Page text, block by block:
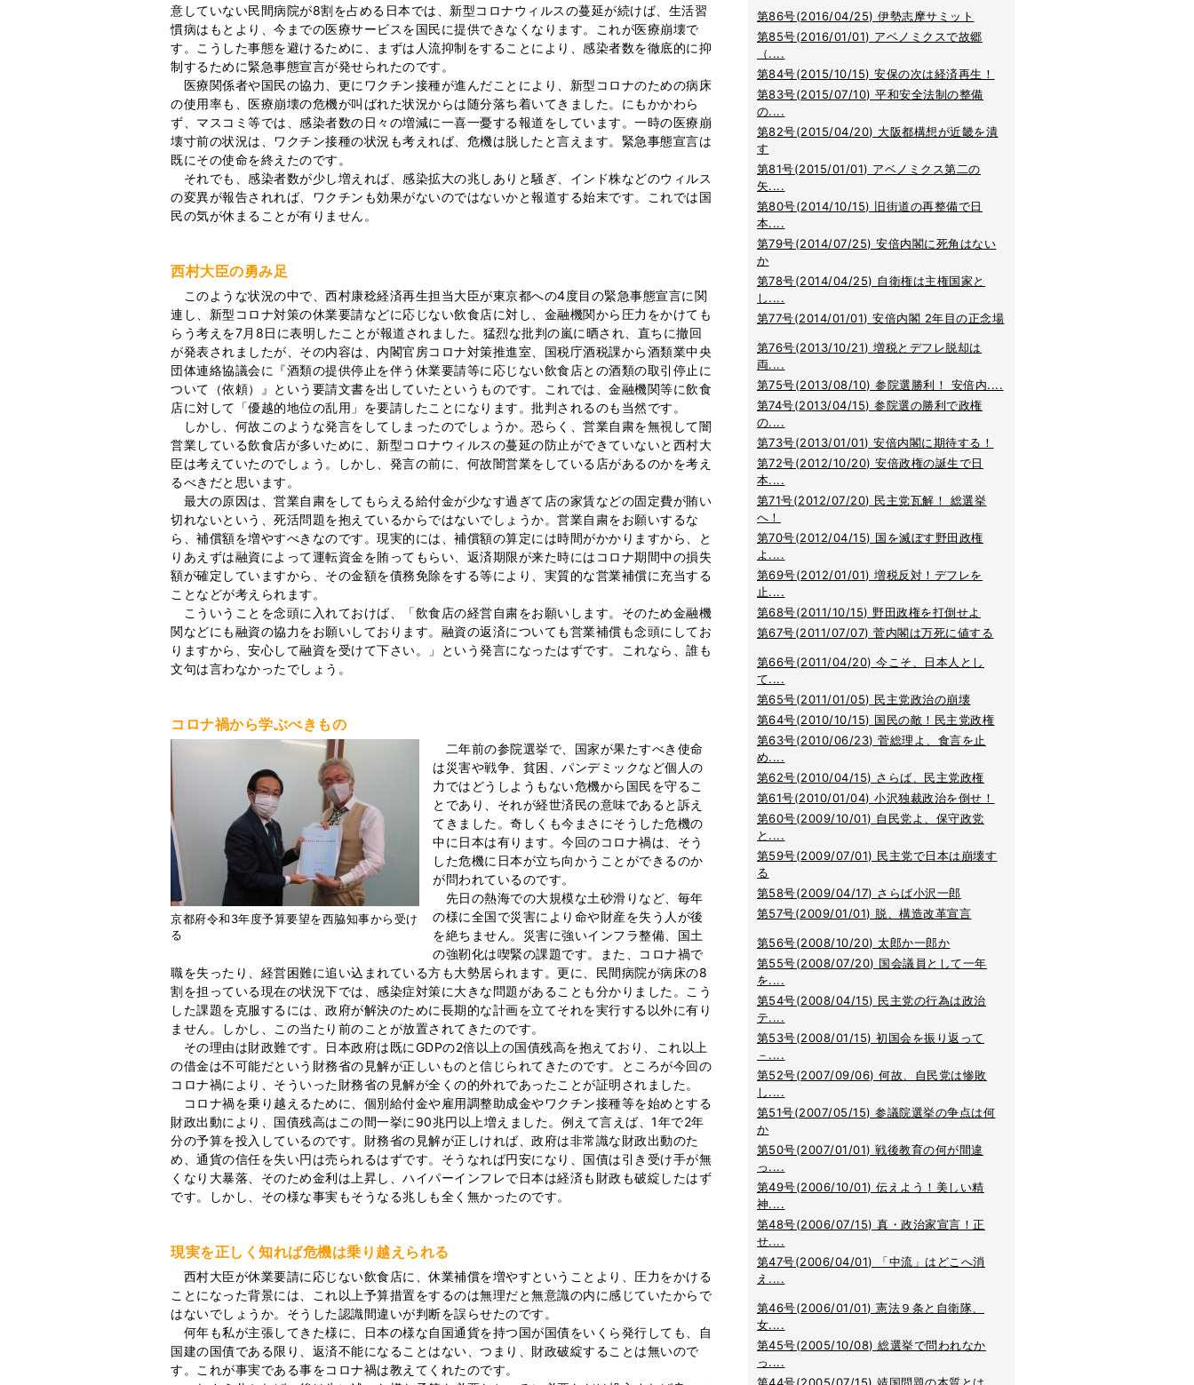
意していない民間病院が8割を占める日本では、新型コロナウィルスの蔓延が続けば、生活習
慣病はもとより、今までの医療サービスを国民に提供できなくなります。これが医療崩壊で
す。こうした事態を避けるために、まずは人流抑制をすることにより、感染者数を徹底的に抑
制するために緊急事態宣言が発せられたのです。
医療関係者や国民の協力、更にワクチン接種が進んだことにより、新型コロナのための病床
の使用率も、医療崩壊の危機が叫ばれた状況からは随分落ち着いてきました。にもかかわら
ず、マスコミ等では、感染者数の日々の増減に一喜一憂する報道をしています。一時の医療崩
壊寸前の状況は、ワクチン接種の状況も考えれば、危機は脱したと言えます。緊急事態宣言は
既にその使命を終えたのです。
それでも、感染者数が少し増えれば、感染拡大の兆しありと騒ぎ、インド株などのウィルス
の変異が報告されれば、ワクチンも効果がないのではないかと報道する始末です。これでは国
民の気が休まることが有りません。
西村大臣の勇み足
このような状況の中で、西村康稔経済再生担当大臣が東京都への4度目の緊急事態宣言に関
連し、新型コロナ対策の休業要請などに応じない飲食店に対し、金融機関から圧力をかけても
らう考えを7月8日に表明したことが報道されました。猛烈な批判の嵐に晒され、直ちに撤回
が発表されましたが、その内容は、内閣官房コロナ対策推進室、国税庁酒税課から酒類業中央
団体連絡協議会に『酒類の提供停止を伴う休業要請等に応じない飲食店との酒類の取引停止に
ついて（依頼）』という要請文書を出していたというものです。これでは、金融機関等に飲食
店に対して「優越的地位の乱用」を要請したことになります。批判されるのも当然です。
しかし、何故このような発言をしてしまったのでしょうか。恐らく、営業自粛を無視して闇
営業している飲食店が多いために、新型コロナウィルスの蔓延の防止ができていないと西村大
臣は考えていたのでしょう。しかし、発言の前に、何故闇営業をしている店があるのかを考え
るべきだと思います。
最大の原因は、営業自粛をしてもらえる給付金が少なす過ぎて店の家賃などの固定費が賄い
切れないという、死活問題を抱えているからではないでしょうか。営業自粛をお願いするな
ら、補償額を増やすべきなのです。現実的には、補償額の算定には時間がかかりますから、と
りあえずは融資によって運転資金を賄ってもらい、返済期限が来た時にはコロナ期間中の損失
額が確定していますから、その金額を債務免除をする等により、実質的な営業補償に充当する
ことなどが考えられます。
こういうことを念頭に入れておけば、「飲食店の経営自粛をお願いします。そのため金融機
関などにも融資の協力をお願いしております。融資の返済についても営業補償も念頭にしてお
りますから、安心して融資を受けて下さい。」という発言になったはずです。これなら、誰も
文句は言わなかったでしょう。
コロナ禍から学ぶべきもの
京都府令和3年度予算要望を西脇知事から受け
る
二年前の参院選挙で、国家が果たすべき使命
は災害や戦争、貧困、パンデミックなど個人の
力ではどうしようもない危機から国民を守るこ
とであり、それが経世済民の意味であると訴え
てきました。奇しくも今まさにそうした危機の
中に日本は有ります。今回のコロナ禍は、そう
した危機に日本が立ち向かうことができるのか
が問われているのです。
先日の熱海での大規模な土砂滑りなど、毎年
の様に全国で災害により命や財産を失う人が後
を絶ちません。災害に強いインフラ整備、国土
の強靭化は喫緊の課題です。また、コロナ禍で
職を失ったり、経営困難に追い込まれている方も大勢居られます。更に、民間病院が病床の8
割を担っている現在の状況下では、感染症対策に大きな問題があることも分かりました。こう
した課題を克服するには、政府が解決のために長期的な計画を立てそれを実行する以外に有り
ません。しかし、この当たり前のことが放置されてきたのです。
その理由は財政難です。日本政府は既にGDPの2倍以上の国債残高を抱えており、これ以上
の借金は不可能だという財務省の見解が正しいものと信じられてきたのです。ところが今回の
コロナ禍により、そういった財務省の見解が全くの的外れであったことが証明されました。
コロナ禍を乗り越えるために、個別給付金や雇用調整助成金やワクチン接種等を始めとする
財政出動により、国債残高はこの間一挙に90兆円以上増えました。例えて言えば、1年で2年
分の予算を投入しているのです。財務省の見解が正しければ、政府は非常識な財政出動のた
め、通貨の信任を失い円は売られるはずです。そうなれば円安になり、国債は引き受け手が無
くなり大暴落、そのため金利は上昇し、ハイパーインフレで日本は経済も財政も破綻したはず
です。しかし、その様な事実もそうなる兆しも全く無かったのです。
現実を正しく知れば危機は乗り越えられる
西村大臣が休業要請に応じない飲食店に、休業補償を増やすということより、圧力をかける
ことになった背景には、これ以上予算措置をするのは無理だと無意識の内に感じていたからで
はないでしょうか。そうした認識間違いが判断を誤らせたのです。
何年も私が主張してきた様に、日本の様な自国通貨を持つ国が国債をいくら発行しても、自
国建の国債である限り、返済不能になることはない、つまり、財政破綻することは無いので
す。これが事実である事をコロナ禍は教えてくれたのです。
第86号(2016/04/25) 伊勢志摩サミット
第85号(2016/01/01) アベノミクスで故郷
（....
第84号(2015/10/15) 安保の次は経済再生！
第83号(2015/07/10) 平和安全法制の整備
の....
第82号(2015/04/20) 大阪都構想が近畿を潰
す
第81号(2015/01/01) アベノミクス第二の
矢....
第80号(2014/10/15) 旧街道の再整備で日
本....
第79号(2014/07/25) 安倍内閣に死角はない
か
第78号(2014/04/25) 自衛権は主権国家と
し....
第77号(2014/01/01) 安倍内閣 2年目の正念場
第76号(2013/10/21) 増税とデフレ脱却は
両....
第75号(2013/08/10) 参院選勝利！ 安倍内....
第74号(2013/04/15) 参院選の勝利で政権
の....
第73号(2013/01/01) 安倍内閣に期待する！
第72号(2012/10/20) 安倍政権の誕生で日
本....
第71号(2012/07/20) 民主党瓦解！ 総選挙
へ！
第70号(2012/04/15) 国を滅ぼす野田政権
よ....
第69号(2012/01/01) 増税反対！デフレを
止....
第68号(2011/10/15) 野田政権を打倒せよ
第67号(2011/07/07) 菅内閣は万死に値する
第66号(2011/04/20) 今こそ、日本人とし
て....
第65号(2011/01/05) 民主党政治の崩壊
第64号(2010/10/15) 国民の敵！民主党政権
第63号(2010/06/23) 菅総理よ、食言を止
め....
第62号(2010/04/15) さらば、民主党政権
第61号(2010/01/04) 小沢独裁政治を倒せ！
第60号(2009/10/01) 自民党よ、保守政党
と....
第59号(2009/07/01) 民主党で日本は崩壊す
る
第58号(2009/04/17) さらば小沢一郎
第57号(2009/01/01) 脱、構造改革宣言
第56号(2008/10/20) 太郎か一郎か
第55号(2008/07/20) 国会議員として一年
を....
第54号(2008/04/15) 民主党の行為は政治
テ....
第53号(2008/01/15) 初国会を振り返って
－....
第52号(2007/09/06) 何故、自民党は惨敗
し....
第51号(2007/05/15) 参議院選挙の争点は何
か
第50号(2007/01/01) 戦後教育の何が間違
っ....
第49号(2006/10/01) 伝えよう！美しい精
神....
第48号(2006/07/15) 真・政治家宣言！正
せ....
第47号(2006/04/01) 「中流」はどこへ消
え....
第46号(2006/01/01) 憲法９条と自衛隊、
女....
第45号(2005/10/08) 総選挙で問われなか
っ....